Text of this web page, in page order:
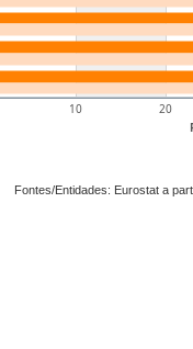
10 20
Fontes/Entidades: Eurostat a